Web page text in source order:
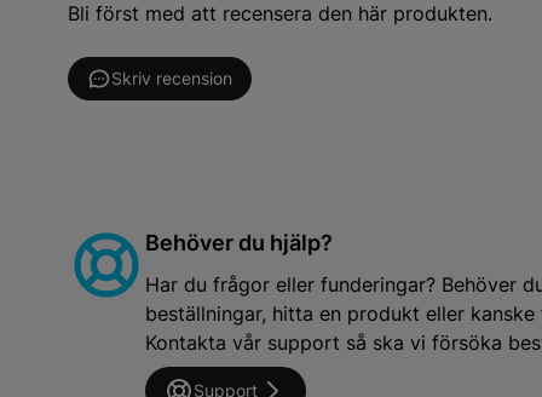
Bli först med att recensera den här produkten.
Skriv recension
Behöver du hjälp?
Har du frågor eller funderingar? Behöver
beställningar, hitta en produkt eller
Kontakta vår support så ska vi försöka
Support